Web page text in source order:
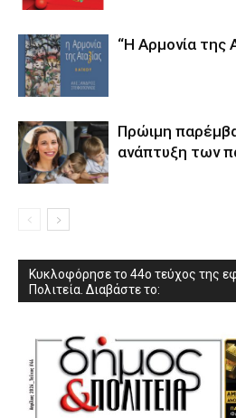
“Η Αρμονία της
Πρώιμη
ανάπτυξη των
Κυκλοφόρησε το 44ο τεύχος της
Πολιτεία. Διαβάστε το: